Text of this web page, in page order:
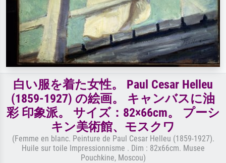
白い服を着た女性。 Paul Cesar Helleu
(1859-1927) の絵画。 キャンバスに油
彩 印象派。 サイズ：82×66cm。 プーシ
キン美術館、モスクワ
(Femme en blanc. Peinture de Paul Cesar Helleu (1859-1927).
Huile sur toile Impressionnisme . Dim : 82x66cm. Musee
Pouchkine, Moscou)